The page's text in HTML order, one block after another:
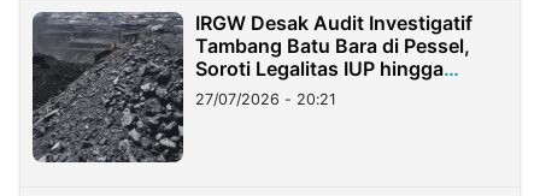
IRGW Desak Audit Investigatif
Tambang Batu Bara di Pessel,
Soroti Legalitas IUP hingga
Stockpile
27/07/2026 - 20:21